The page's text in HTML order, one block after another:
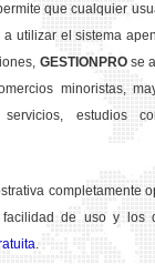
que cualquier
utilizar el sistema
GESTION PROse
minoristas,
estudios
completamente
de uso y los
.